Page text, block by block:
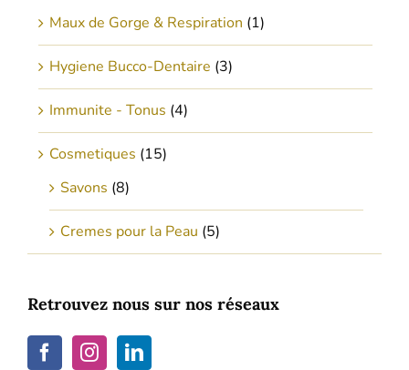
Maux de Gorge & Respiration (1)
Hygiene Bucco-Dentaire (3)
Immunite - Tonus (4)
Cosmetiques (15)
Savons (8)
Cremes pour la Peau (5)
Retrouvez nous sur nos réseaux